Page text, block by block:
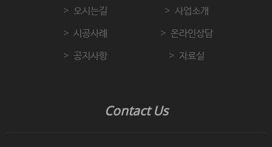
오시는길
사업소개
시공사례
온라인상담
공지사항
자료실
Contact Us